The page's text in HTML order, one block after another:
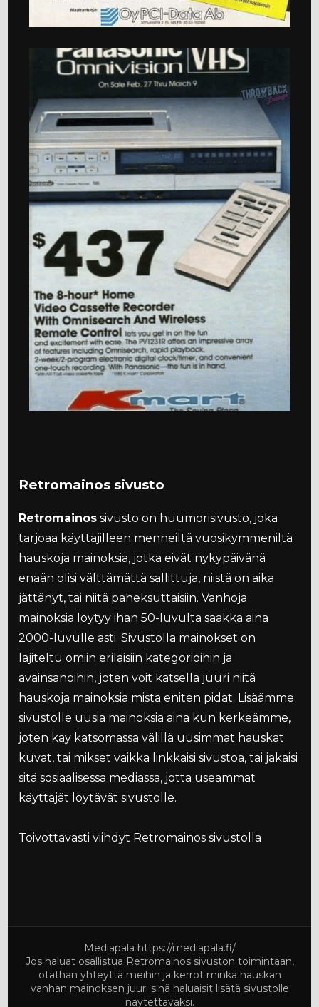
Retromainos sivusto
Retromainos sivusto on huumorisivusto, joka
tarjoaa käyttäjilleen menneiltä vuosikymmeniltä
hauskoja mainoksia, jotka eivät nykypäivänä
enään olisi välttämättä sallittuja, niistä on aika
jättänyt, tai niitä paheksuttaisiin. Vanhoja
mainoksia löytyy ihan 50-luvulta saakka aina
2000-luvulle asti. Sivustolla mainokset on
lajiteltu omiin erilaisiin kategorioihin ja
avainsanoihin, joten voit katsella juuri niitä
hauskoja mainoksia mistä eniten pidät. Lisäämme
sivustolle uusia mainoksia aina kun kerkeämme,
joten käy katsomassa välillä uusimmat hauskat
kuvat, tai mikset vaikka linkkaisi sivustoa, tai jakaisi
sitä sosiaalisessa mediassa, jotta useammat
käyttäjät löytävät sivustolle.
Toivottavasti viihdyt Retromainos sivustolla
Mediapala https://mediapala.fi/
Jos haluat osallistua Retromainos sivuston toimintaan,
otathan yhteyttä meihin ja kerrot minkä hauskan
vanhan mainoksen juuri sinä haluaisit lisätä sivustolle
näytettäväksi.